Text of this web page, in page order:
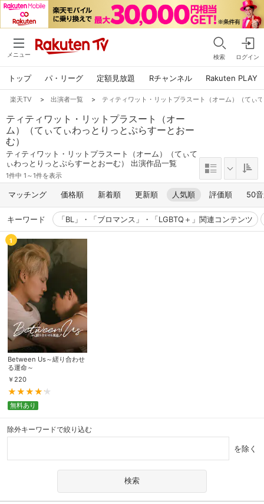
メニュー 検索 ログイン
トップ パ・リーグ 定額見放題 Rチャンネル Rakuten PLAY
楽天TV > 出演者一覧 > ティティワット・リットプラスート（オーム）（てぃ
ティティワット・リットプラスート（オー
ム）（てぃてぃわっとりっとぷらすーとおー
む）
ティティワット・リットプラスート（オーム）（てぃて
ぃわっとりっとぷらすーとおーむ） 出演作品一覧
1件中 1～1件を表示
マッチング 価格順 新着順 更新順 人気順 評価順 50
キーワード 「BL」・「ブロマンス」・「LGBTQ＋」関連コンテンツ
1
Between Us～縒り合わせ
る運命～
￥ 220
無料あり
除外キーワードで絞り込む
を除く